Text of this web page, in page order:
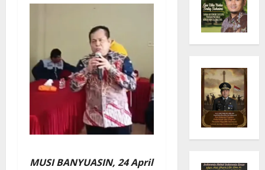
MUSI BANYUASIN, 24 April